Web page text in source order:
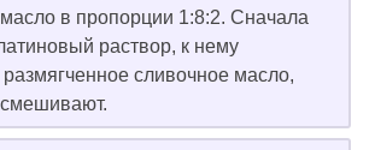
в пропорции 1:8:2. Сначала
раствор, к нему
сливочное масло,